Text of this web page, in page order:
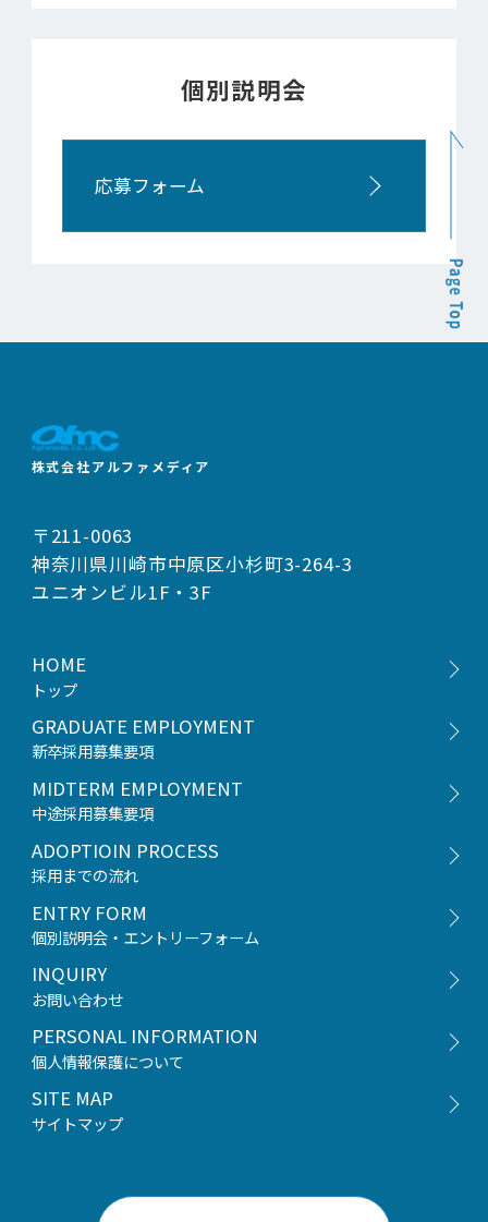
個別説明会
応募フォーム
株式会社アルファメディア
〒211-0063
神奈川県川崎市中原区小杉町3-264-3
ユニオンビル1F・3F
HOME
新卒採用募集要項
中途採用募集要項
採用までの流れ
個別説明会・エントリーフォーム
お問い合わせ
個人情報保護について
サイトマップ